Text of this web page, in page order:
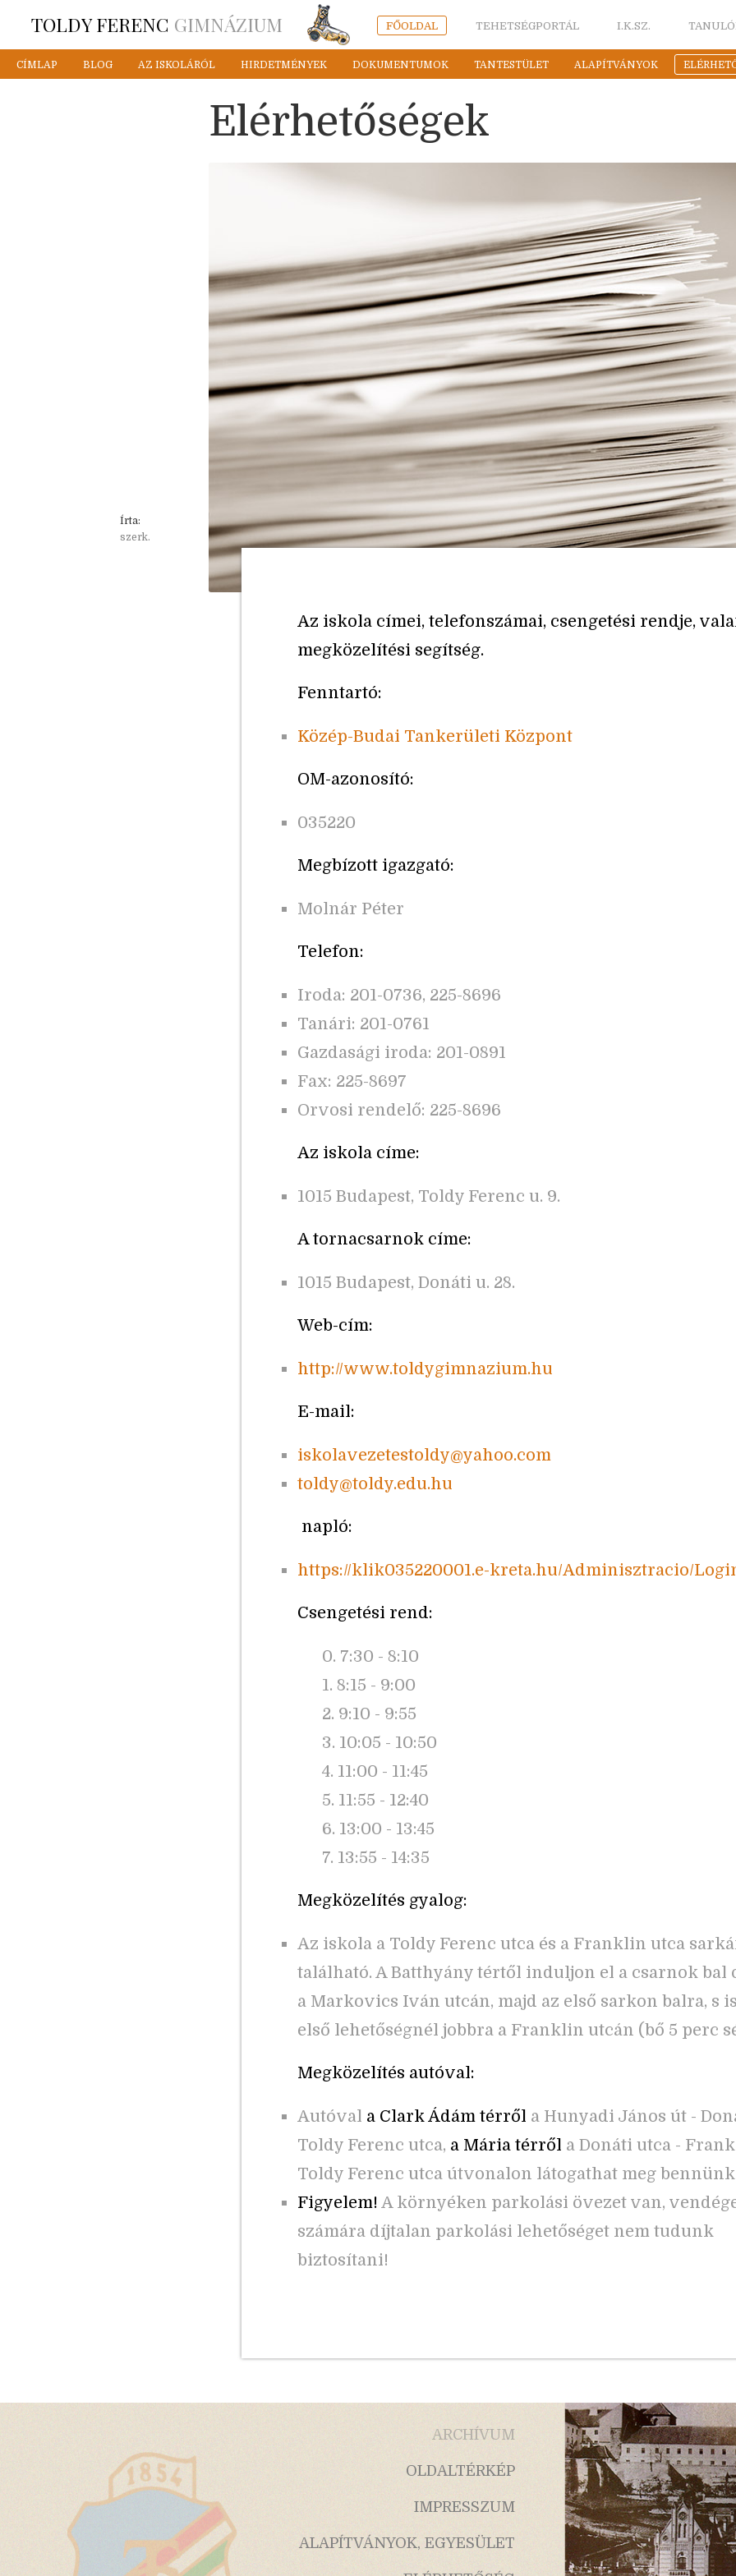
TOLDY FERENC GIMNÁZIUM FŐOLDAL TEHETSÉGPORTÁL I.K.SZ.
CÍMLAP BLOG AZ ISKOLÁRÓL HIRDETMÉNYEK DOKUMENTUMOK TANTESTÜLET ALAPÍTVÁNYOK
Elérhetőségek
Írta:
szerk.
Az iskola címei, telefonszámai, csengetési rendje,
megközelítési segítség.
Fenntartó:
Közép-Budai Tankerületi Központ
OM-azonosító:
035220
Megbízott igazgató:
Molnár Péter
Telefon:
Iroda: 201-0736, 225-8696
Tanári: 201-0761
Gazdasági iroda: 201-0891
Fax: 225-8697
Orvosi rendelő: 225-8696
Az iskola címe:
1015 Budapest, Toldy Ferenc u. 9.
A tornacsarnok címe:
1015 Budapest, Donáti u. 28.
Web-cím:
http://www.toldygimnazium.hu
E-mail:
iskolavezetestoldy@yahoo.com
toldy@toldy.edu.hu
napló:
https://klik035220001.e-kreta.hu/Adminisztracio/
Csengetési rend:
0. 7:30 - 8:10
1. 8:15 - 9:00
2. 9:10 - 9:55
3. 10:05 - 10:50
4. 11:00 - 11:45
5. 11:55 - 12:40
6. 13:00 - 13:45
7. 13:55 - 14:35
Megközelítés gyalog:
Az iskola a Toldy Ferenc utca és a Franklin utca
található. A Batthyány tértől induljon el a csarnok bal
a Markovics Iván utcán, majd az első sarkon balra, s
első lehetőségnél jobbra a Franklin utcán (bő 5 perc
Megközelítés autóval:
Autóval a Clark Ádám térről a Hunyadi János út -
Toldy Ferenc utca, a Mária térről a Donáti utca -
Toldy Ferenc utca útvonalon látogathat meg
Figyelem! A környéken parkolási övezet van,
számára díjtalan parkolási lehetőséget nem tudunk
biztosítani!
ARCHÍVUM
OLDALTÉRKÉP
IMPRESSZUM
ALAPÍTVÁNYOK, EGYESÜLET